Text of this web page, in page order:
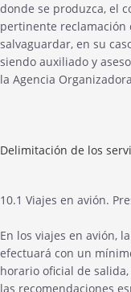
donde se produzca, el
pertinente
salvaguardar, en su
siendo auxiliado y
la Agencia
Delimitación de los
10.1 Viajes en avión.
En los viajes en avión,
efectuará con un
horario oficial de
las recomendaciones